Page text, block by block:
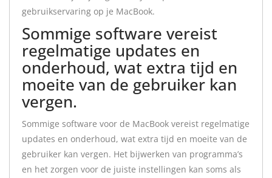
gebruikservaring op je MacBook.
Sommige software vereist
regelmatige updates en
onderhoud, wat extra tijd en
moeite van de gebruiker kan
vergen.
Sommige software voor de MacBook vereist regelmatige
updates en onderhoud, wat extra tijd en moeite van de
gebruiker kan vergen. Het bijwerken van programma’s
en het zorgen voor de juiste instellingen kan soms als